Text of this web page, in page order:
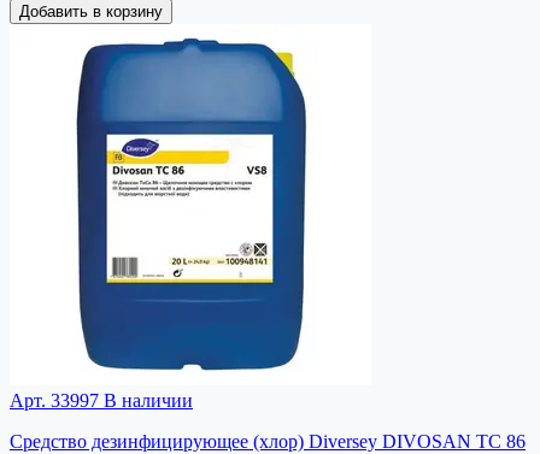
Добавить в корзину
Арт. 33997 В наличии
Средство дезинфицирующее (хлор) Diversey DIVOSAN TC 86